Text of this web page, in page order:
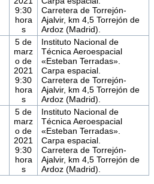
9:30
hora
s
Carretera de Torrejón-
Ajalvir, km 4,5 Torrejón de
Ardoz (Madrid).
5 de
marz
o de
2021
9:30
hora
s
Instituto Nacional de
Técnica Aeroespacial
«Esteban Terradas».
Carpa espacial.
Carretera de Torrejón-
Ajalvir, km 4,5 Torrejón de
Ardoz (Madrid).
5 de
marz
o de
2021
9:30
hora
s
Instituto Nacional de
Técnica Aeroespacial
«Esteban Terradas».
Carpa espacial.
Carretera de Torrejón-
Ajalvir, km 4,5 Torrejón de
Ardoz (Madrid).